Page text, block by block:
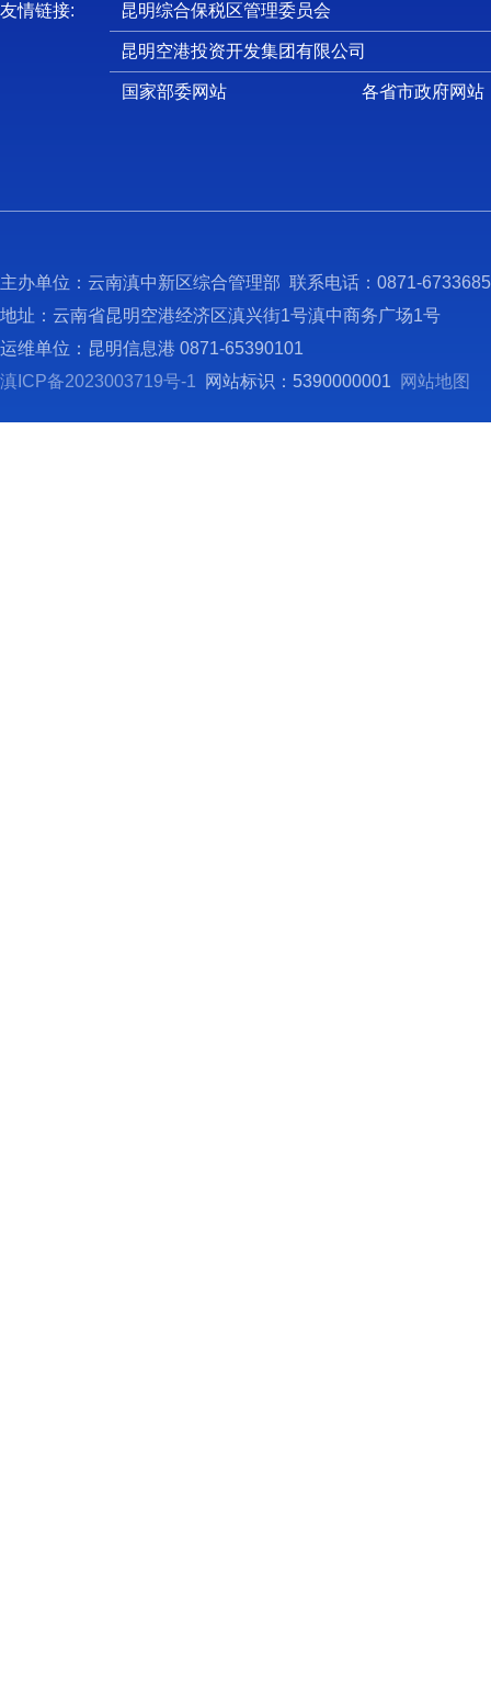
友情链接: 昆明综合保税区管理委员会
昆明空港投资开发集团有限公司
国家部委网站 各省市政府网站
主办单位：云南滇中新区综合管理部 联系电话：0871-
地址：云南省昆明空港经济区滇兴街1号滇中商务广场1号
运维单位：昆明信息港 0871-65390101
滇ICP备2023003719号-1
网站标识：5390000001 网站地图